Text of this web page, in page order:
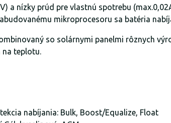
a nízky prúd pre vlastnú spotrebu
mikroprocesoru sa batéria
so solárnymi panelmi rôznych
na teplotu.
nabíjania: Bulk, Boost/Equalize, Float